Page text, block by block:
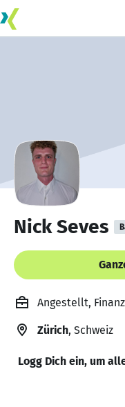
Nick Seves
Angestellt,
Zürich, Schweiz
Logg Dich ein, um